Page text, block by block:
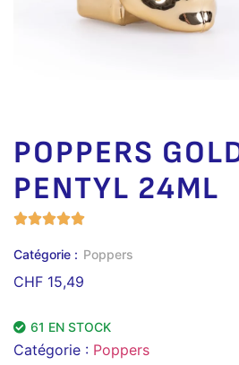
POPPERS
PENTYL 24ML
Catégorie : Poppers
CHF 15,49
61 EN STOCK
Catégorie : Poppers